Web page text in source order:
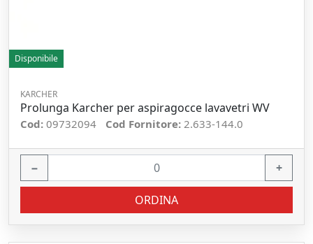
Disponibile
KARCHER
Prolunga Karcher per aspiragocce lavavetri WV
Cod: 09732094 Cod Fornitore: 2.633-144.0
− +
ORDINA